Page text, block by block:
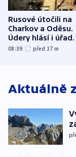
Rusové útočili na
Charkov a Oděsu.
Údery hlásí i úřady
Bělgorodu
08:39 před 17 m
Aktuálně